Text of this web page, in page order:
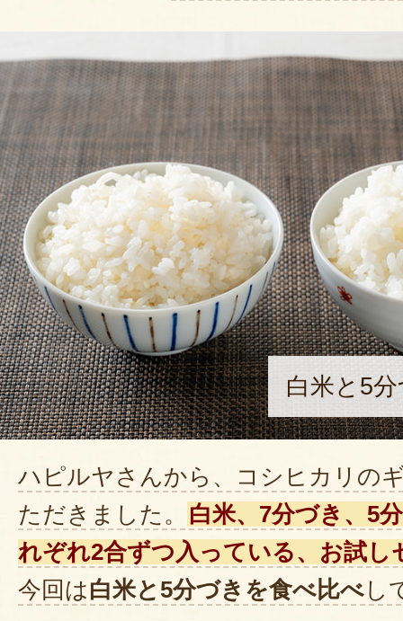
白米と5
ハピルヤさんから、コシヒカリの
ただきました。
白米、7分づき、5
れぞれ2合ずつ入っている、お試し
今回は白米と5分づきを食べ比べし